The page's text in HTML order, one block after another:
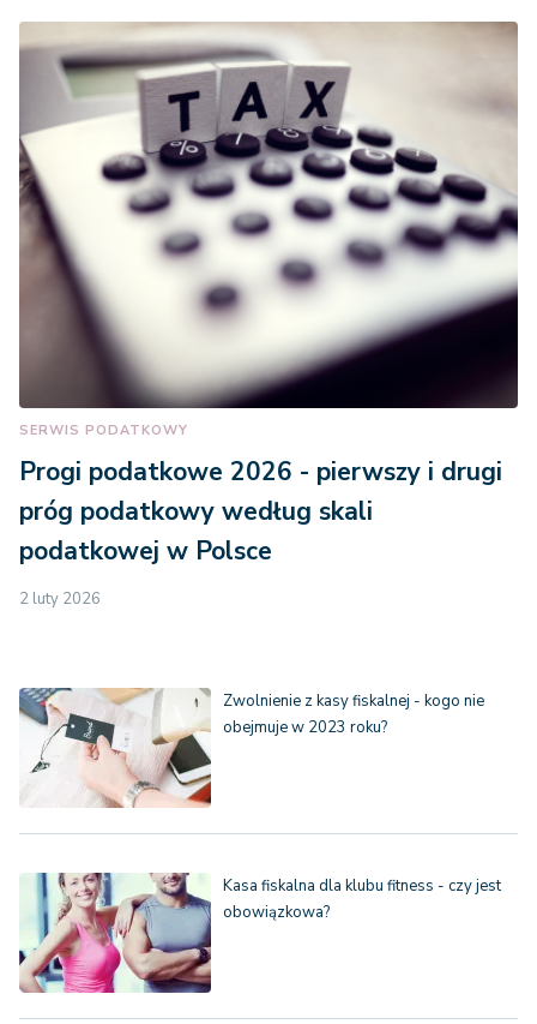
SERWIS PODATKOWY
Progi podatkowe 2026 - pierwszy i drugi
próg podatkowy według skali
podatkowej w Polsce
2 luty 2026
Zwolnienie z kasy fiskalnej - kogo nie
obejmuje w 2023 roku?
Kasa fiskalna dla klubu fitness - czy jest
obowiązkowa?